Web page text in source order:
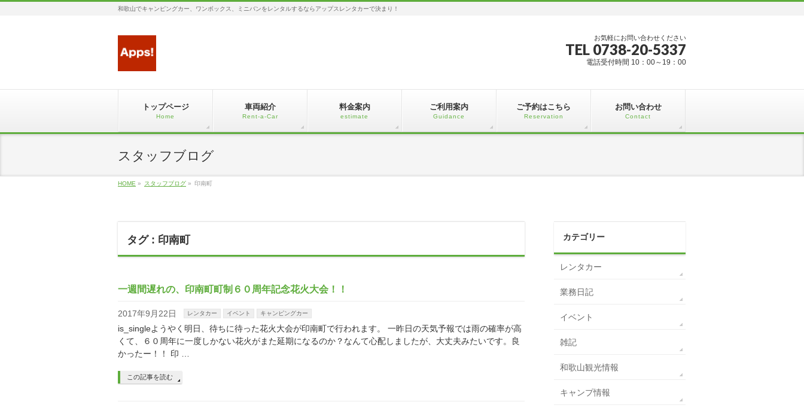
和歌山でキャンピングカー、ワンボックス、ミニバンをレンタルするならアップスレンタカーで決まり！
お気軽にお問い合わせください
TEL 0738-20-5337
電話受付時間 10：00～19：00
トップページ
Home
車両紹介
Rent-a-Car
料金案内
estimate
ご利用案内
Guidance
ご予約はこちら
Reservation
お問い合わせ
Contact
スタッフブログ
HOME » スタッフブログ » 印南町
タグ : 印南町
一週間遅れの、印南町町制６０周年記念花火大会！！
2017年9月22日 レンタカー イベント キャンピングカー
is_singleようやく明日、待ちに待った花火大会が印南町で行われます。 一昨日の天気予報では雨の確率が高
くて、６０周年に一度しかない花火がまた延期になるのか？なんて心配しましたが、大丈夫みたいです。良
かったー！！ 印 …
この記事を読む
カテゴリー
レンタカー
業務日記
イベント
雑記
和歌山観光情報
キャンプ情報